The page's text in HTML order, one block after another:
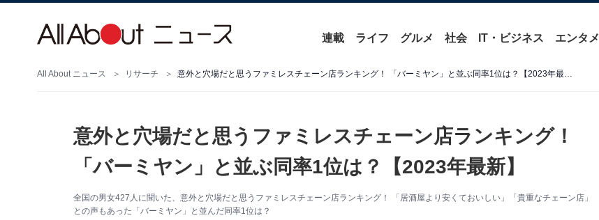
連載 ライフ グルメ 社会 IT・ビジネス エンタメ
All About ニュース リサーチ 意外と穴場だと思うファミレスチェーン店ランキング！ 「バーミヤン」と並ぶ同率1位は？【2023年最新】
意外と穴場だと思うファミレスチェーン店ランキング！
「バーミヤン」と並ぶ同率1位は？【2023年最新】
全国の男女427人に聞いた、意外と穴場だと思うファミレスチェーン店ランキング！ 「居酒屋より安くておいしい」「貴重なチェーン店」
との声もあった「バーミヤン」と並んだ同率1位は？